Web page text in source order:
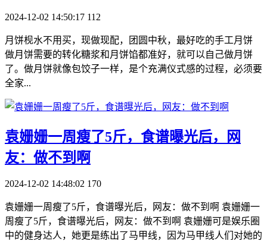
2024-12-02 14:50:17 112
月饼枧水不用买，现做现配，团圆中秋，最好吃的手工月饼
做月饼需要的转化糖浆和月饼馅都准好，就可以自己做月饼
了。做月饼就像包饺子一样，是个充满仪式感的过程，必须要
全家...
​袁姗姗一周瘦了5斤，食谱曝光后，网
友：做不到啊
2024-12-02 14:48:02 170
袁姗姗一周瘦了5斤，食谱曝光后，网友：做不到啊 袁姗姗一
周瘦了5斤，食谱曝光后，网友：做不到啊 袁姗姗可是娱乐圈
中的健身达人，她更是练出了马甲线，因为马甲线人们对她的